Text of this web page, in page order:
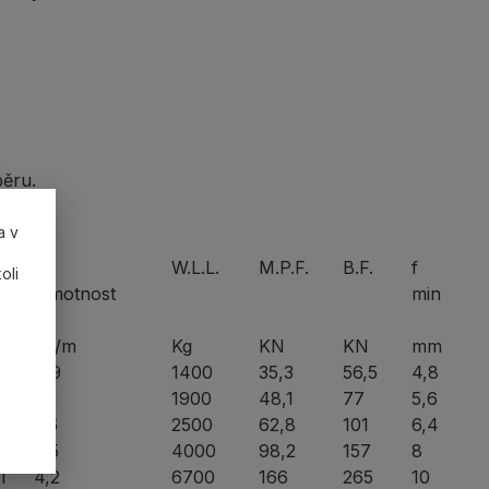
Hmotnost
W.L.L. M.P.F. B.F.
f
min
Kg/m Kg KN KN
mm
0,9
1,6
2,5
4,2
1400
1900
2500
4000
6700
35,3
48,1
62,8
98,2
166
56,5
77
101
157
265
4,8
5,6
6,4
8
10
v